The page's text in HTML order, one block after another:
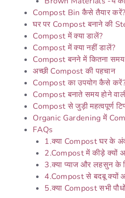
Compost Bin कैसे तैयार करें?
घर पर Compost बनाने की
Compost में क्या डालें?
Compost में क्या नहीं डालें?
Compost बनने में कितना
अच्छी Compost की पहचान
Compost का उपयोग कैसे
Compost बनाते समय होने
Compost से जुड़ी महत्वपूर्ण
Organic Gardening में
FAQs
1.क्या Compost घर के
2.Compost में कीड़े क्यों
3.क्या प्याज और लहसुन
4.Compost से बदबू क्यों
5.क्या Compost सभी